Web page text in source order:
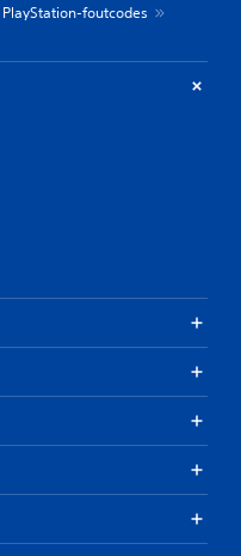
PlayStation-foutcodes